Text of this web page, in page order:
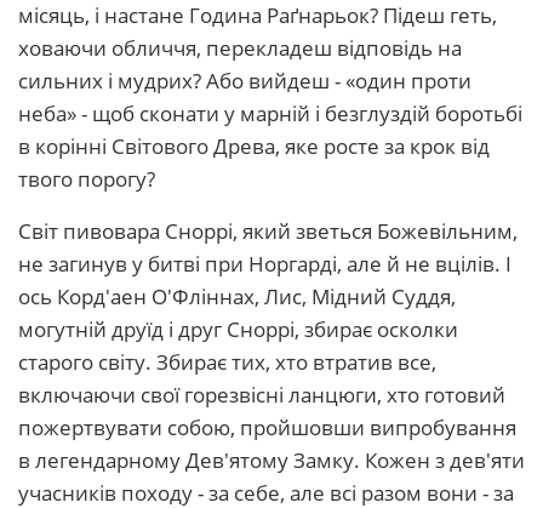
місяць, і настане Година Раґнарьок? Підеш геть,
ховаючи обличчя, перекладеш відповідь на
сильних і мудрих? Або вийдеш - «один проти
неба» - щоб сконати у марній і безглуздій боротьбі
в корінні Світового Древа, яке росте за крок від
твого порогу?
Світ пивовара Сноррі, який зветься Божевільним,
не загинув у битві при Норгарді, але й не вцілів. І
ось Корд'аен О'Фліннах, Лис, Мідний Суддя,
могутній друїд і друг Сноррі, збирає осколки
старого світу. Збирає тих, хто втратив все,
включаючи свої горезвісні ланцюги, хто готовий
пожертвувати собою, пройшовши випробування
в легендарному Дев'ятому Замку. Кожен з дев'яти
учасників походу - за себе, але всі разом вони - за